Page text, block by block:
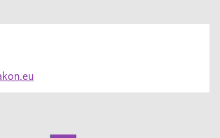
kon.eu